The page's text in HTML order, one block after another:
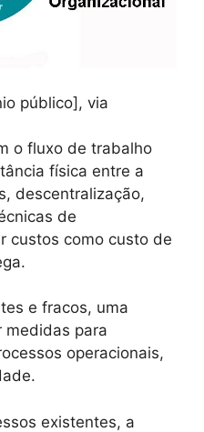
público], via
o fluxo de trabalho
física entre a
descentralização,
de
custos como custo de
e fracos, uma
medidas para
operacionais,
existentes, a